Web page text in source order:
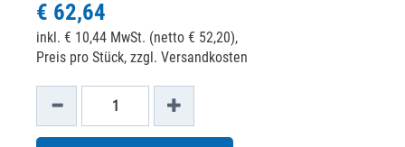
€ 62,64
inkl. € 10,44 MwSt. (netto € 52,20),
Preis pro Stück, zzgl. Versandkosten